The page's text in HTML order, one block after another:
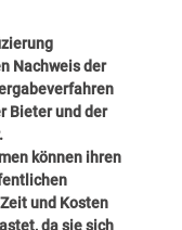
Nachweis der
Bieter und der
können ihren
und Kosten
da sie sich